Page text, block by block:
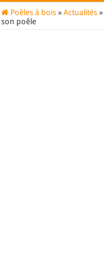
Poêles à bois » Actualités »
son poêle